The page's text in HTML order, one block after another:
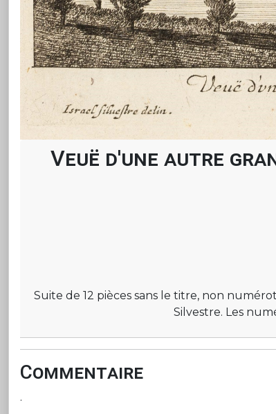
Veuë d'une autre
Suite de 12 pièces sans le titre, non
Silvestre. Les
Commentaire
.